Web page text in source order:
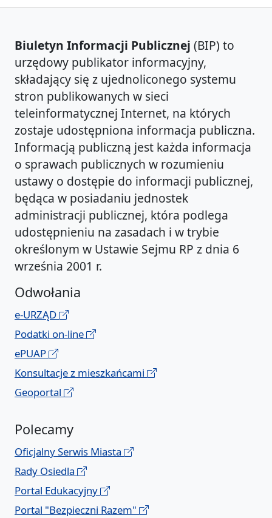
Biuletyn Informacji Publicznej (BIP) to
urzędowy publikator informacyjny,
składający się z ujednoliconego systemu
stron publikowanych w sieci
teleinformatycznej Internet, na których
zostaje udostępniona informacja publiczna.
Informacją publiczną jest każda informacja
o sprawach publicznych w rozumieniu
ustawy o dostępie do informacji publicznej,
będąca w posiadaniu jednostek
administracji publicznej, która podlega
udostępnieniu na zasadach i w trybie
określonym w Ustawie Sejmu RP z dnia 6
września 2001 r.
Odwołania
e-URZĄD
Podatki on-line
ePUAP
Konsultacje z mieszkańcami
Geoportal
Polecamy
Oficjalny Serwis Miasta
Rady Osiedla
Portal Edukacyjny
Portal "Bezpieczni Razem"